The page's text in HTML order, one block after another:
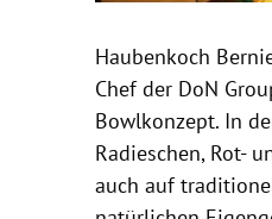
Haubenkoch
Chef der DoN
Bowlkonzept. In
Radieschen, Rot-
auch auf